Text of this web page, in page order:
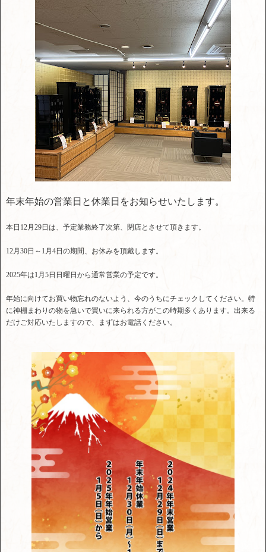
年末年始の営業日と休業日をお知らせいたします。
本日12月29日は、予定業務終了次第、閉店とさせて頂きます。
12月30日～1月4日の期間、お休みを頂戴します。
2025年は1月5日日曜日から通常営業の予定です。
年始に向けてお買い物忘れのないよう、今のうちにチェックしてください。特
に神棚まわりの物を急いで買いに来られる方がこの時期多くあります。出来る
だけご対応いたしますので、まずはお電話ください。